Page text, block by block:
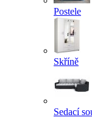
Postele
Skříně
Sedací